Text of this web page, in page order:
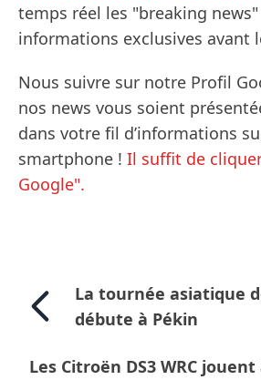
temps réel les "breaking
informations exclusives avant
Nous suivre sur notre Profil
nos news vous soient
dans votre fil d’informations
smartphone ! Il suffit de
Google".
La tournée asiatique
débute à Pékin
Les Citroën DS3 WRC jouent